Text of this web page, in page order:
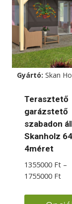
variációja
van.
változatok
a
választhatók
ki
Gyártó: Skan
Terasztető
garázstető
szabadon
Skanholz
4méret
1355000 Ft –
1755000 Ft
-